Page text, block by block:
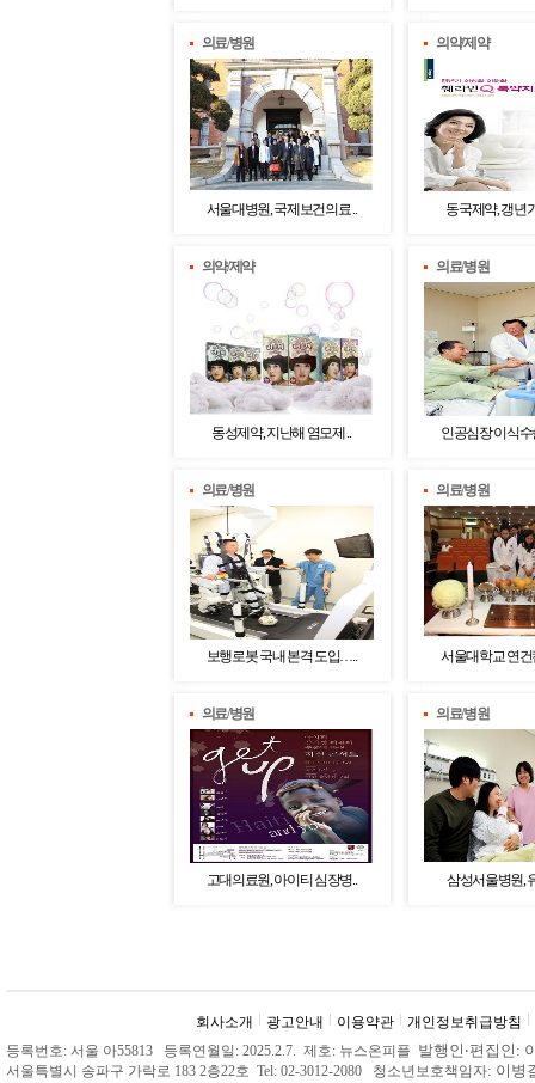
의료/병원
서울대병원, 국제보건의료 ..
의약/제약
동국제약, 갱년
의약/제약
동성제약, 지난해 염모제 ..
의료/병원
인공심장 이식수
의료/병원
보행로봇 국내 본격 도입…..
의료/병원
서울대학교 연건
의료/병원
고대의료원, 아이티 심장병..
의료/병원
삼성서울병원,
회사소개 광고안내 이용약관
개인정보취급방침
등록번호: 서울 아55813 등록연월일: 2025.2.7. 제호: 뉴스온피플 발행인 ‧편집인:
서울특별시 송파구 가락로 183 2층22호 Tel: 02-3012-2080 청소년보호책임자: 이